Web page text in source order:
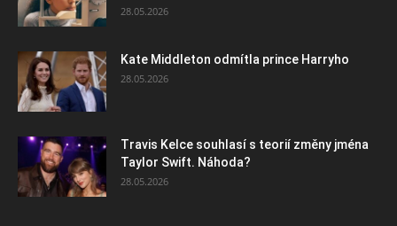
28.05.2026
Kate Middleton odmítla prince Harryho
28.05.2026
Travis Kelce souhlasí s teorií změny jména
Taylor Swift. Náhoda?
28.05.2026